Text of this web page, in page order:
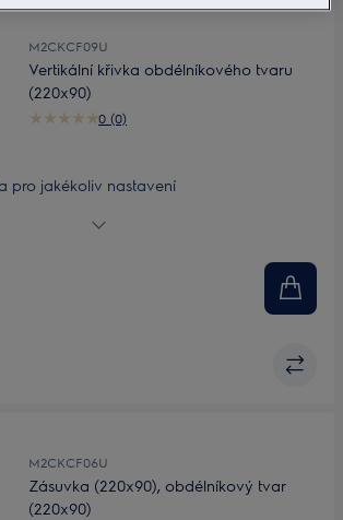
M2CKCF09U
0 (0)
Vertikální křivka obdélníkového tvaru
(220x90)
pro jakékoliv nastavení
M2CKCF06U
Zásuvka (220x90), obdélníkový tvar
(220x90)